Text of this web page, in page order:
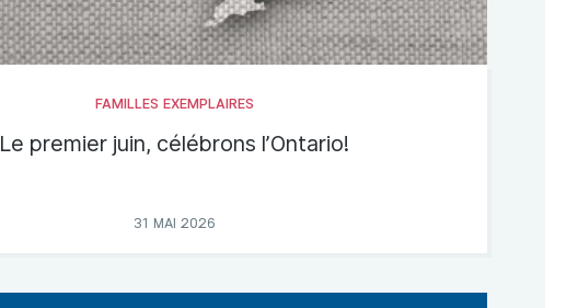
Le premier juin, célébrons l’Ontario!
FAMILLES EXEMPLAIRES
31 MAI 2026